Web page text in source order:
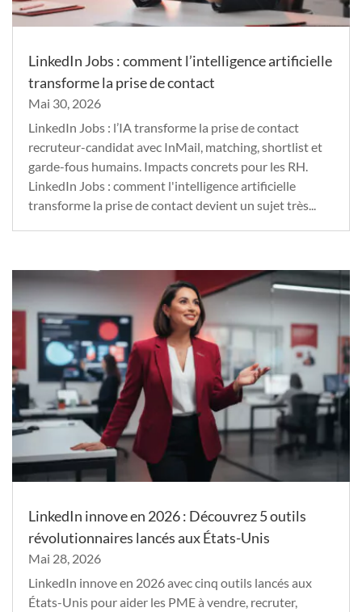
LinkedIn Jobs : comment l’intelligence artificielle
transforme la prise de contact
Mai 30, 2026
LinkedIn Jobs : l’IA transforme la prise de contact
recruteur-candidat avec InMail, matching, shortlist et
garde-fous humains. Impacts concrets pour les RH.
LinkedIn Jobs : comment l'intelligence artificielle
transforme la prise de contact devient un sujet très...
LinkedIn innove en 2026 : Découvrez 5 outils
révolutionnaires lancés aux États-Unis
Mai 28, 2026
LinkedIn innove en 2026 avec cinq outils lancés aux
États-Unis pour aider les PME à vendre, recruter,